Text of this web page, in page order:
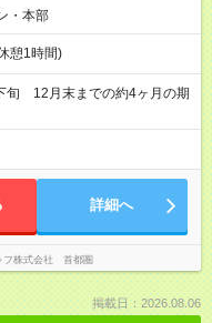
・本部
憩1時間)
旬 12月末までの約4ヶ月の期
詳細へ
フ株式会社 首都圏
掲載日：2026.08.06